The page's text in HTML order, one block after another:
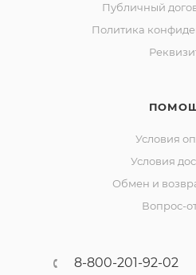
Публичный
Политика
Условия
Условия
Обмен и
Вопрос-
8-800-201-92-02